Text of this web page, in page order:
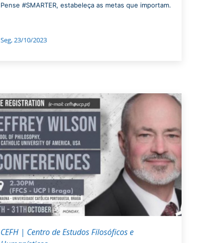
Pense #SMARTER, estabeleça as metas que importam.
Seg, 23/10/2023
CEFH | Centro de Estudos Filosóficos e